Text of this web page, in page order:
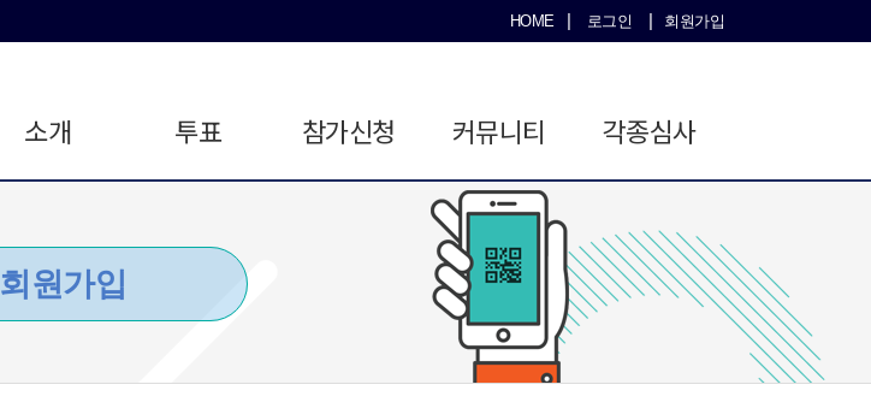
HOME 로그인 회원가입
소개 투표 참가신청 커뮤니티 각종심사
회원가입